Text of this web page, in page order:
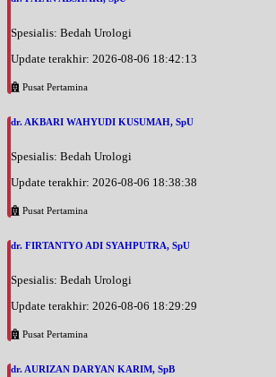
BPJS
Senin, 31/08/2026
Jam 14:30 - 15:00
Jam 15:00 - 17:00
Selasa, 01/09/2026
Jam 13:00 - 15:00
BPJS
Selasa, 01/09/2026
EKSEKUTIF
Rabu, 02/09/2026
Jam 09:00 - 11:00
Spesialis: Bedah Urologi
Update terakhir: 2026-08-06 18:42:13
Pusat Pertamina
dr. AKBARI WAHYUDI KUSUMAH, SpU
Spesialis: Bedah Urologi
Update terakhir: 2026-08-06 18:38:38
Pusat Pertamina
dr. FIRTANTYO ADI SYAHPUTRA, SpU
Spesialis: Bedah Urologi
Update terakhir: 2026-08-06 18:29:29
Pusat Pertamina
dr. AURIZAN DARYAN KARIM, SpB